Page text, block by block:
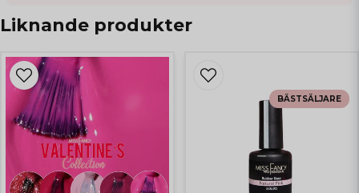
Liknande produkter
BÄSTSÄLJARE